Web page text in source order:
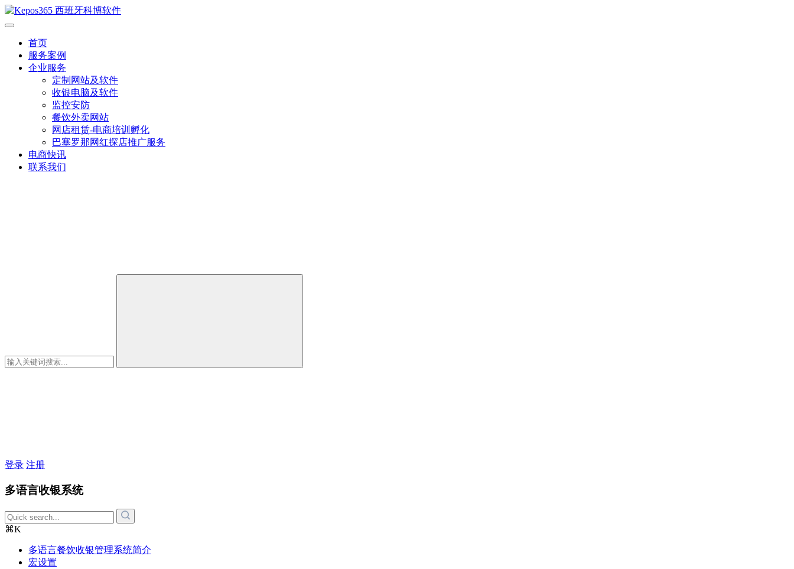
首页
服务案例
企业服务
定制网站及软件
收银电脑及软件
监控安防
餐饮外卖网站
网店租赁-电商培训孵化
巴塞罗那网红探店推广服务
电商快讯
联系我们
登录 注册
多语言收银系统
⌘K
多语言餐饮收银管理系统简介
宏设置